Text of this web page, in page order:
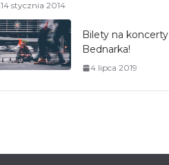
14 stycznia 2014
Bilety na koncerty
Bednarka!
4 lipca 2019